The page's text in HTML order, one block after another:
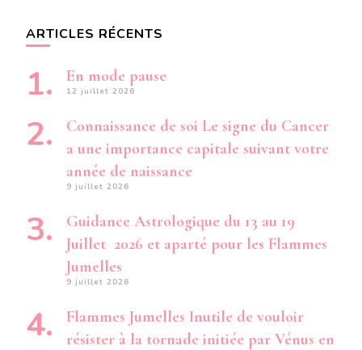
ARTICLES RÉCENTS
En mode pause
12 juillet 2026
Connaissance de soi Le signe du Cancer
a une importance capitale suivant votre
année de naissance
9 juillet 2026
Guidance Astrologique du 13 au 19
Juillet 2026 et aparté pour les Flammes
Jumelles
9 juillet 2026
Flammes Jumelles Inutile de vouloir
résister à la tornade initiée par Vénus en